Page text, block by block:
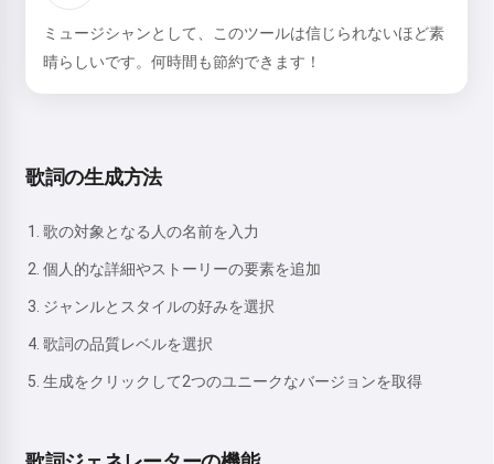
ミュージシャンとして、このツールは信じられないほど素
晴らしいです。何時間も節約できます！
歌詞の生成方法
歌の対象となる人の名前を入力
個人的な詳細やストーリーの要素を追加
ジャンルとスタイルの好みを選択
歌詞の品質レベルを選択
生成をクリックして2つのユニークなバージョンを取得